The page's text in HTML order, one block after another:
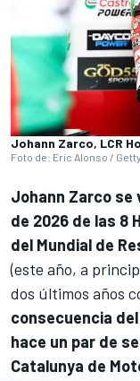
Johann Zarco, LCR
Foto de: Eric Alonso /
Johann Zarco se
de 2026 de las 8
del Mundial de
(este año, a
dos últimos años
consecuencia
hace un par de
Catalunya de